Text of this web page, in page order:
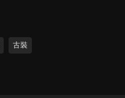
古裝